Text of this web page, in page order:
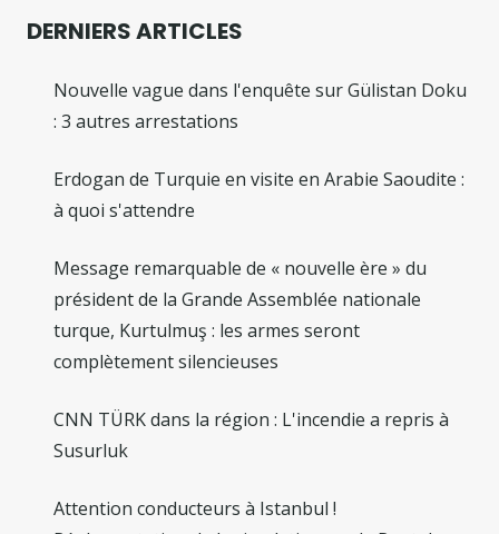
DERNIERS ARTICLES
Nouvelle vague dans l'enquête sur Gülistan Doku
: 3 autres arrestations
Erdogan de Turquie en visite en Arabie Saoudite :
à quoi s'attendre
Message remarquable de « nouvelle ère » du
président de la Grande Assemblée nationale
turque, Kurtulmuş : les armes seront
complètement silencieuses
CNN TÜRK dans la région : L'incendie a repris à
Susurluk
Attention conducteurs à Istanbul !